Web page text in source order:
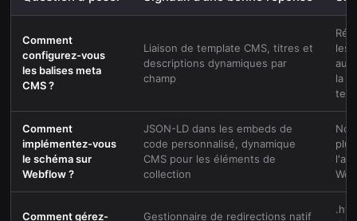
Comment
configurez-vous
les balises meta
CMS ?
Liaison de template CMS, titres et
descriptions dynamiques par
champ
les
la
Comment
implémentez-vous
le schéma sur
Webflow ?
JSON-LD dans les embeds de
code personnalisé, dynamique
CMS pour les éléments de
collection
Comment gérez- Gestionnaire de redirections natif